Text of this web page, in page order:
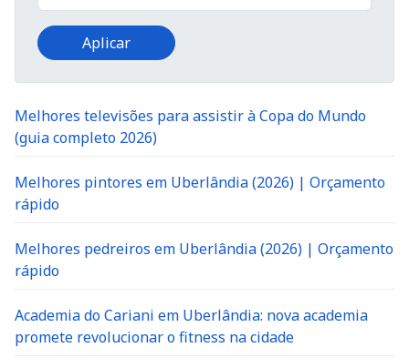
Melhores televisões para assistir à Copa do Mundo
(guia completo 2026)
Melhores pintores em Uberlândia (2026) | Orçamento
rápido
Melhores pedreiros em Uberlândia (2026) | Orçamento
rápido
Academia do Cariani em Uberlândia: nova academia
promete revolucionar o fitness na cidade